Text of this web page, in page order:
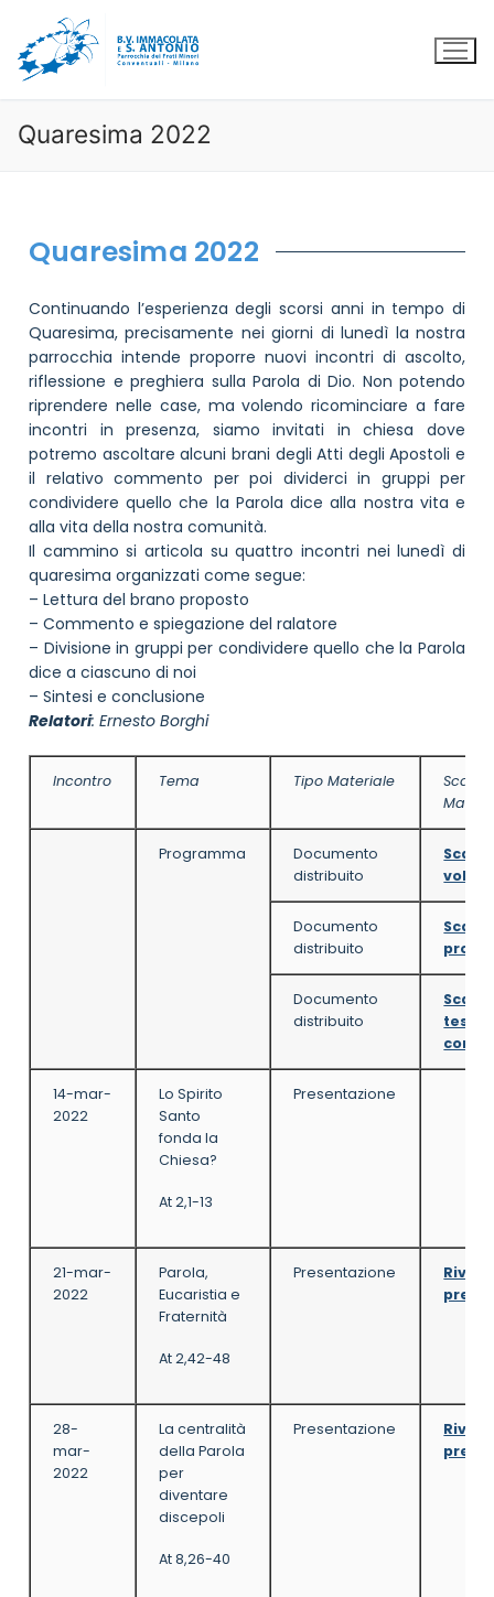
Quaresima 2022
Quaresima 2022
Continuando l’esperienza degli scorsi anni in tempo di
Quaresima, precisamente nei giorni di lunedì la nostra
parrocchia intende proporre nuovi incontri di ascolto,
riflessione e preghiera sulla Parola di Dio. Non potendo
riprendere nelle case, ma volendo ricominciare a fare
incontri in presenza, siamo invitati in chiesa dove
potremo ascoltare alcuni brani degli Atti degli Apostoli e
il relativo commento per poi dividerci in gruppi per
condividere quello che la Parola dice alla nostra vita e
alla vita della nostra comunità.
Il cammino si articola su quattro incontri nei lunedì di
quaresima organizzati come segue:
– Lettura del brano proposto
– Commento e spiegazione del ralatore
– Divisione in gruppi per condividere quello che la Parola
dice a ciascuno di noi
– Sintesi e conclusione
Relatori: Ernesto Borghi
Incontro Tema Tipo Materiale
Programma
Documento
distribuito
Documento
distribuito
Documento
distribuito
testo
14-mar-
2022
Lo Spirito
Santo
fonda la
Chiesa?
At 2,1-13
Presentazione
21-mar-
2022
Parola,
Eucaristia e
Fraternità
At 2,42-48
Presentazione
28-
mar-
2022
La centralità
della Parola
per
diventare
discepoli
At 8,26-40
Presentazione